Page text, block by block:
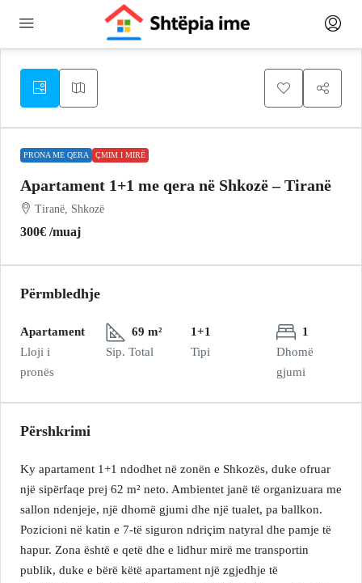
PRONA ME QERA ÇMIM I MIRË
Apartament 1+1 me qera në Shkozë – Tiranë
Tiranë, Shkozë
300€ /muaj
Përmbledhje
Apartament
Lloji i
pronës
69 m²
Sip. Total
1+1
Tipi
1
Dhomë
gjumi
Përshkrimi
Ky apartament 1+1 ndodhet në zonën e Shkozës, duke ofruar
një sipërfaqe prej 62 m² neto. Ambientet janë të organizuara me
sallon ndenjeje, një dhomë gjumi dhe një tualet, pa ballkon.
Pozicioni në katin e 7-të siguron ndriçim natyral dhe pamje të
hapur. Zona është e qetë dhe e lidhur mirë me transportin
publik, duke e bërë këtë apartament një zgjedhje të